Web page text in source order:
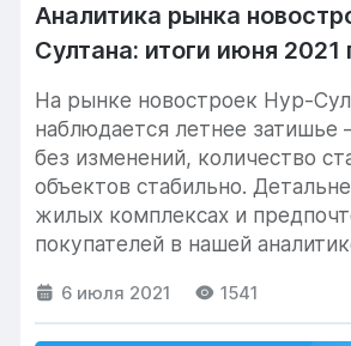
Аналитика рынка
Султана: итоги июня 2021
На рынке новостроек Нур-
наблюдается летнее
без изменений, количество
объектов стабильно.
жилых комплексах и
покупателей в нашей
6 июля 2021 1541